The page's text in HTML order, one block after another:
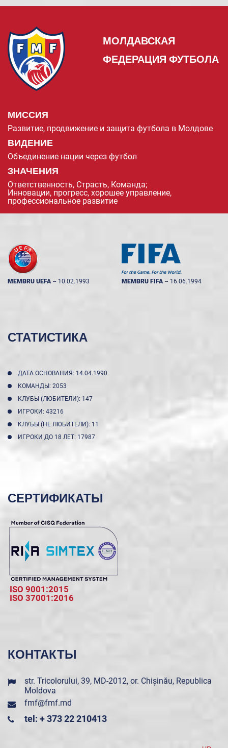
МОЛДАВСКАЯ
ФЕДЕРАЦИЯ ФУТБОЛА
МИССИЯ
Развитие, продвижение и защита футбола в Молдове
ВИДЕНИЕ
Объединение нации через футбол
ЗНАЧЕНИЯ
Ответственность, Страсть, Команда;
Инновации, прогресс, хорошее управление,
профессиональное развитие
MEMBRU UEFA -- 10.02.1993 MEMBRU FIFA -- 16.06.1994
СТАТИСТИКА
ДАТА ОСНОВАНИЯ: 14.04.1990
КОМАНДЫ: 2053
КЛУБЫ (ЛЮБИТЕЛИ): 147
ИГРОКИ: 43216
КЛУБЫ (НЕ ЛЮБИТЕЛИ): 11
ИГРОКИ ДО 18 ЛЕТ: 17987
СЕРТИФИКАТЫ
ISO 9001:2015
ISO 37001:2016
КОНТАКТЫ
str. Tricolorului, 39, MD-2012, or. Chișinău, Republica
Moldova
fmf@fmf.md
tel: + 373 22 210413